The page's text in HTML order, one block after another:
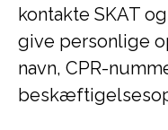
kontakte SKAT
give personlige
navn, CPR-